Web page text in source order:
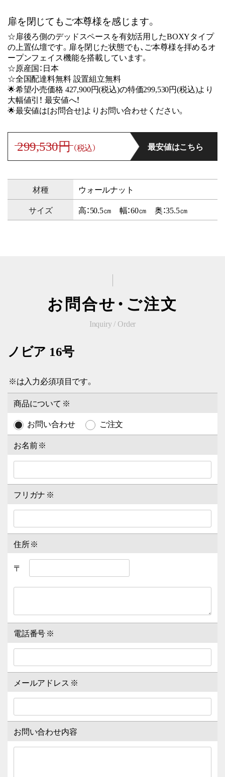
扉を閉じてもご本尊様を感じます。
☆扉後ろ側のデッドスペースを有効活用したBOXYタイプ
の上置仏壇です。扉を閉じた状態でも、ご本尊様を拝めるオ
ープンフェイス機能を搭載しています。
☆原産国：日本
☆全国配達料無料 設置組立無料
🌟希望小売価格 427,900円(税込)の特価299,530円(税込)より
大幅値引！ 最安値へ！
🌟最安値は[お問合せ]よりお問い合わせください。
299,530円（税込） 最安値はこちら
材種
ウォールナット
サイズ
高：50.5㎝ 幅：60㎝ 奥：35.5㎝
お問合せ・ご注文
Inquiry / Order
ノビア 16号
※は入力必須項目です。
商品について ※
お問い合わせ
ご注文
お名前※
フリガナ ※
住所※
〒
電話番号※
メールアドレス ※
お問い合わせ内容